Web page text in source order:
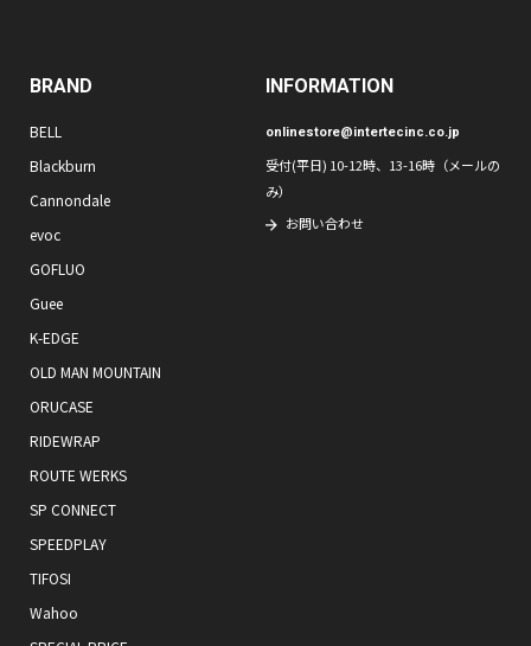
BRAND
BELL
Blackburn
Cannondale
evoc
GOFLUO
Guee
K-EDGE
OLD MAN MOUNTAIN
ORUCASE
RIDEWRAP
ROUTE WERKS
SP CONNECT
SPEEDPLAY
TIFOSI
Wahoo
INFORMATION
onlinestore@intertecinc.co.jp
受付(平日) 10-12時、13-16時（メールの
み）
お問い合わせ